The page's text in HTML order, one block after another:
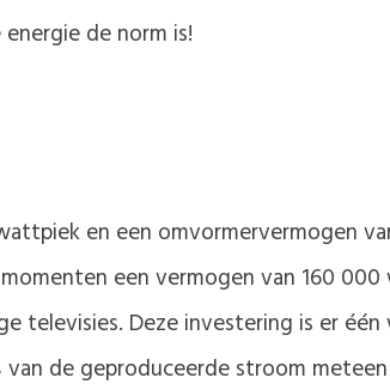
de norm is!
en een omvormervermogen
een vermogen van 160
televisies. Deze investering is er
de geproduceerde stroom